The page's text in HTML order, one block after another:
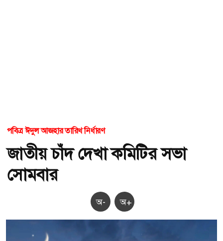
পবিত্র ঈদুল আজহার তারিখ নির্ধারণ
জাতীয় চাঁদ দেখা কমিটির সভা
সোমবার
অ- অ+